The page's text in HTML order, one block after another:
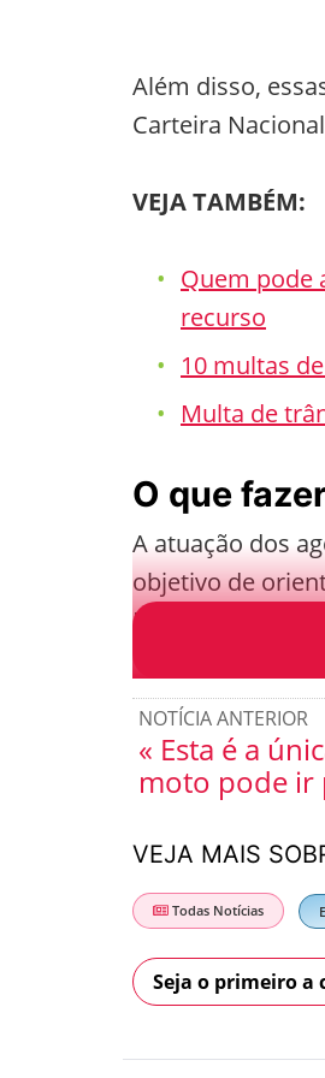
Além disso,
Carteira
VEJA TAMBÉM:
Quem pode
recurso
10 multas
Multa de
O que
A atuação dos
objetivo de
De forma geral,
NOTÍCIA ANTERIOR
« Esta é a
moto pode ir
VEJA MAIS
Todas Notícias
Seja o primeiro a